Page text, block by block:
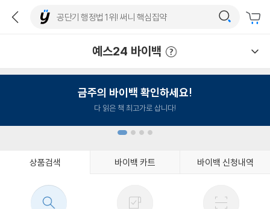
예스24 바이백
금주의 바이백 확인하세요!
다 읽은 책 최고가로 삽니다!
상품검색 바이백 카트 바이백 신청내역